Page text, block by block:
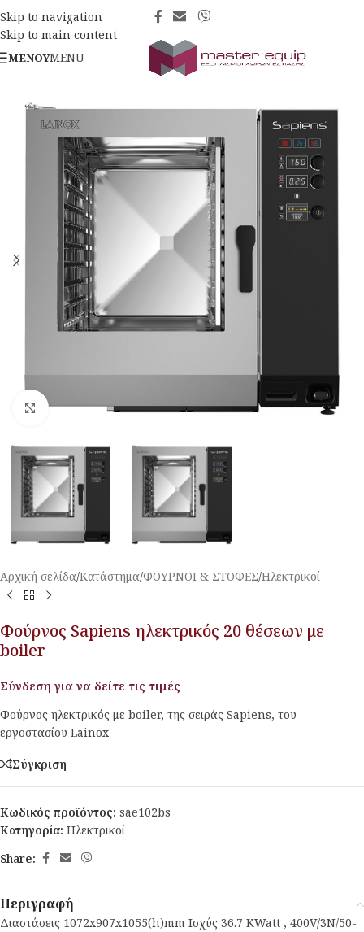
Skip to navigation
Skip to main content
ΜΕΝΟΎMENU
Κλικ για μεγέθυνση
Αρχική σελίδα/Κατάστημα/ΦΟΥΡΝΟΙ & ΣΤΟΦΕΣ/Ηλεκτρικοί
Φούρνος Sapiens ηλεκτρικός 20 θέσεων με
boiler
Σύνδεση για να δείτε τις τιμές
Φούρνος ηλεκτρικός με boiler, της σειράς Sapiens, του
εργοστασίου Lainox
Σύγκριση
Κωδικός προϊόντος: sae102bs
Κατηγορία: Ηλεκτρικοί
Share:
Περιγραφή
Διαστάσεις 1072x907x1055(h)mm Ισχύς 36.7 KWatt , 400V/3N/50-